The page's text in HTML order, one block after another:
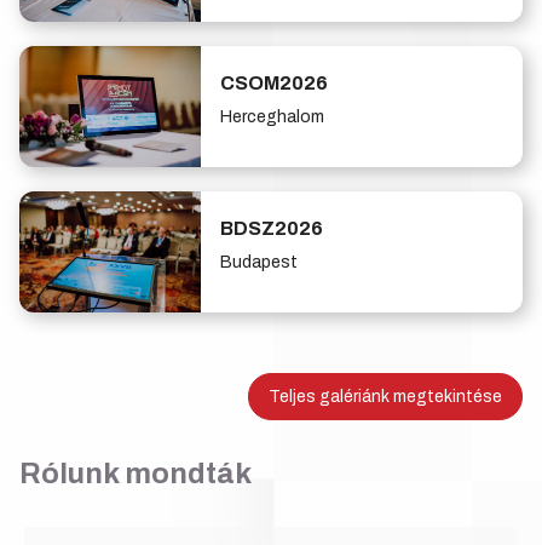
CSOM2026
Herceghalom
BDSZ2026
Budapest
Teljes galériánk megtekintése
Rólunk mondták